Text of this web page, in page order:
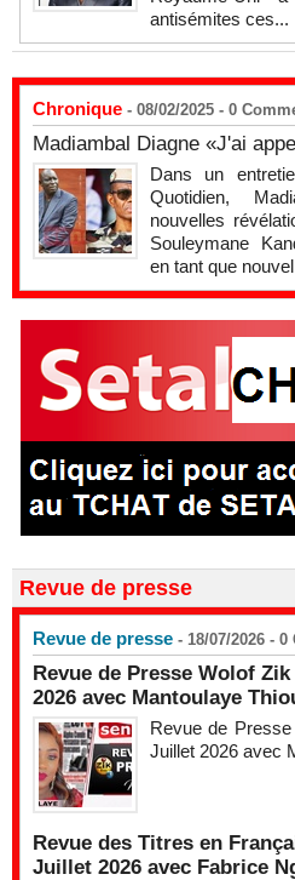
antisémites ces...
Chronique - 08/02/2025 - 0
Madiambal Diagne «J'ai
Dans un
Quotidien,
nouvelles
Souleymane
en tant que
Revue de presse
Revue de presse - 18/07/2026 - 0
Revue de Presse Wolof
2026 avec Mantoulaye
Revue de
Juillet 2026 avec
Revue des Titres en
Juillet 2026 avec Fabrice